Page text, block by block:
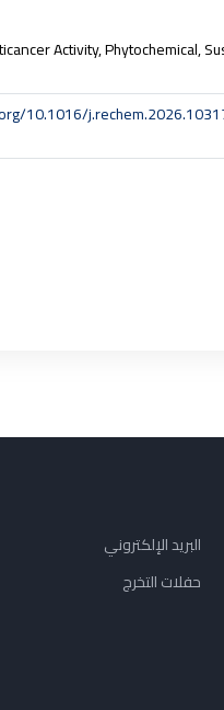
Activity, Phytochemical,
10.1016/
البريد الإلكتروني
حفلات التخرج